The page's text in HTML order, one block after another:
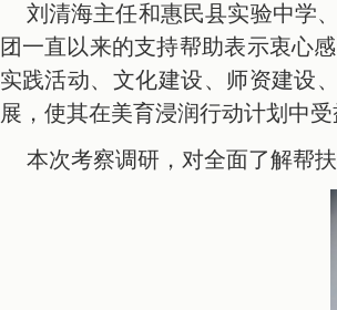
刘清海主任和惠民县实验中学
团一直以来的支持帮助表示衷心
实践活动、文化建设、师资建设
展，使其在美育浸润行动计划 中受
本次考察调研，对全面了解帮